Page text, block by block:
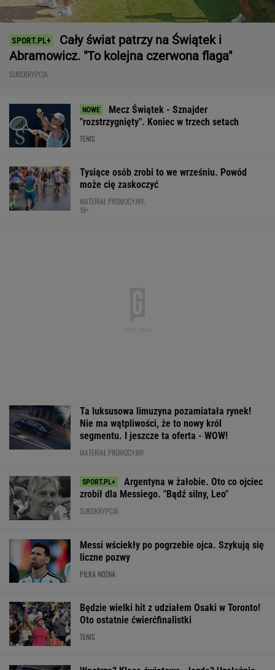
Cały świat patrzy na Świątek i
Abramowicz. "To kolejna czerwona flaga"
SUBSKRYPCJA
Mecz Świątek - Sznajder
"rozstrzygnięty". Koniec w trzech setach
TENIS
Tysiące osób zrobi to we wrześniu. Powód
może cię zaskoczyć
MATERIAŁ PROMOCYJNY,
18+
Ta luksusowa limuzyna pozamiatała rynek!
Nie ma wątpliwości, że to nowy król
segmentu. I jeszcze ta oferta - WOW!
MATERIAŁ PROMOCYJNY
Argentyna w żałobie. Oto co ojciec
zrobił dla Messiego. "Bądź silny, Leo"
SUBSKRYPCJA
Messi wściekły po pogrzebie ojca. Szykują się
liczne pozwy
PIŁKA NOŻNA
Będzie wielki hit z udziałem Osaki w Toronto!
Oto ostatnie ćwierćfinalistki
TENIS